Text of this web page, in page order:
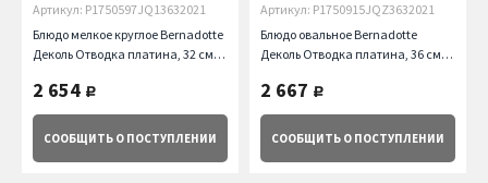
Артикул: P1750597JQ13632021
Блюдо мелкое круглое Bernadotte
Деколь Отводка платина, 32 см
2 654 руб.
СООБЩИТЬ О ПОСТУПЛЕНИИ
Артикул: P1750915JQZ3632021
Блюдо овальное Bernadotte
Деколь Отводка платина, 36 см
2 667 руб.
СООБЩИТЬ О ПОСТУПЛЕНИИ